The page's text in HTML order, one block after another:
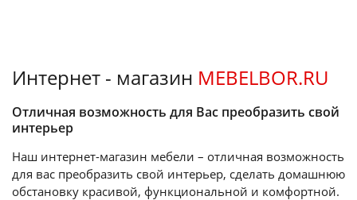
Интернет - магазин MEBELBOR.RU
Отличная возможность для Вас преобразить свой
интерьер
Наш интернет-магазин мебели – отличная возможность
для вас преобразить свой интерьер, сделать домашнюю
обстановку красивой, функциональной и комфортной.